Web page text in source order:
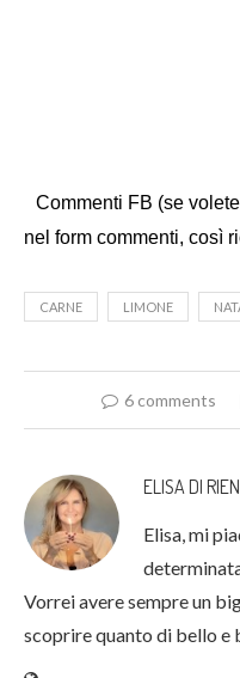
Commenti FB (se
nel form commenti, così
CARNE LIMONE
6 comments
ELISA DI
Elisa, mi
Vorrei avere sempre un
scoprire quanto di bello e